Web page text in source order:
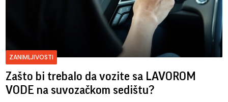
ZANIMLJIVOSTI
Zašto bi trebalo da vozite sa LAVOROM
VODE na suvozačkom sedištu?